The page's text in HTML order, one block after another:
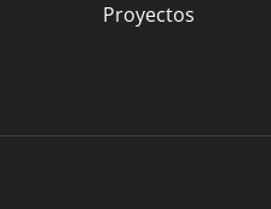
Proyectos